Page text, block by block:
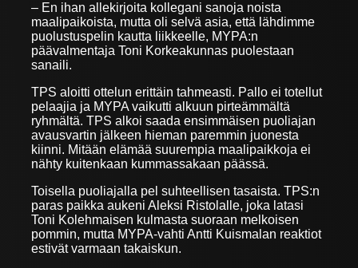
– En ihan allekirjoita kollegani sanoja noista
maalipaikoista, mutta oli selvä asia, että lähdimme
puolustuspelin kautta liikkeelle, MYPA:n
päävalmentaja Toni Korkeakunnas puolestaan
sanaili.
TPS aloitti ottelun erittäin tahmeasti. Pallo ei totellut
pelaajia ja MYPA vaikutti alkuun pirteämmältä
ryhmältä. TPS alkoi saada ensimmäisen puoliajan
avausvartin jälkeen hieman paremmin juonesta
kiinni. Mitään elämää suurempia maalipaikkoja ei
nähty kuitenkaan kummassakaan päässä.
Toisella puoliajalla pel suhteellisen tasaista. TPS:n
paras paikka aukeni Aleksi Ristolalle, joka latasi
Toni Kolehmaisen kulmasta suoraan melkoisen
pommin, mutta MYPA-vahti Antti Kuismalan reaktiot
estivät varmaan takaiskun.